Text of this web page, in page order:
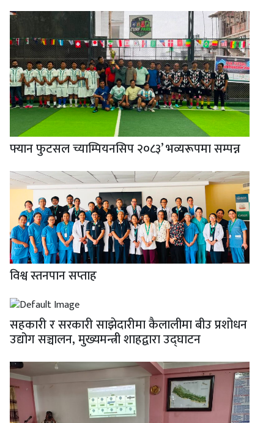
फ्यान फुटसल च्याम्पियनसिप २०८३’ भव्यरूपमा सम्पन्न
विश्व स्तनपान सप्ताह
सहकारी र सरकारी साझेदारीमा कैलालीमा बीउ प्रशोधन
उद्योग सञ्चालन, मुख्यमन्त्री शाहद्वारा उद्घाटन